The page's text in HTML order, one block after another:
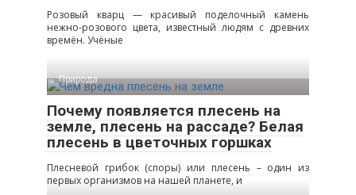
Розовый кварц — красивый поделочный камень
нежно-розового цвета, известный людям с древних
времён. Учёные
Природа
Почему появляется плесень на
земле, плесень на рассаде? Белая
плесень в цветочных горшках
Плесневой грибок (споры) или плесень – один из
первых организмов на нашей планете, и